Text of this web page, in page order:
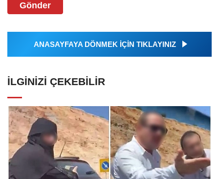
Gönder
ANASAYFAYA DÖNMEK İÇİN TIKLAYINIZ
İLGINIZI ÇEKEBILIR